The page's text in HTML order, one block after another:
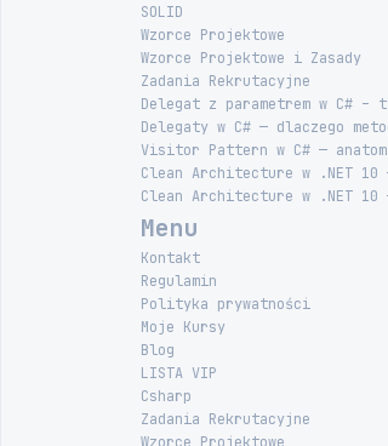
SOLID
Wzorce Projektowe
Wzorce Projektowe i Zasady
Zadania Rekrutacyjne
Delegat z parametrem w C#
Delegaty w C# — dlaczego
Visitor Pattern w C# —
Clean Architecture w .NET 10
Clean Architecture w .NET
Menu
Kontakt
Regulamin
Polityka prywatności
Moje Kursy
Blog
LISTA VIP
Csharp
Zadania Rekrutacyjne